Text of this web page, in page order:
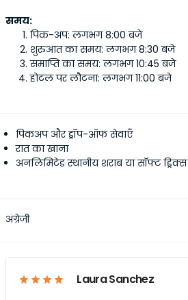
समय:
पिक-अप: लगभग 8:00 बजे
शुरुआत का समय: लगभग 8:30 बजे
समाप्ति का समय: लगभग 10:45 बजे
होटल पर लौटना: लगभग 11:00 बजे
पिकअप और ड्रॉप-ऑफ सेवाएँ
रात का खाना
अनलिमिटेड स्थानीय शराब या सॉफ्ट ड्रिंक्स
अंग्रेजी
Laura Sanchez